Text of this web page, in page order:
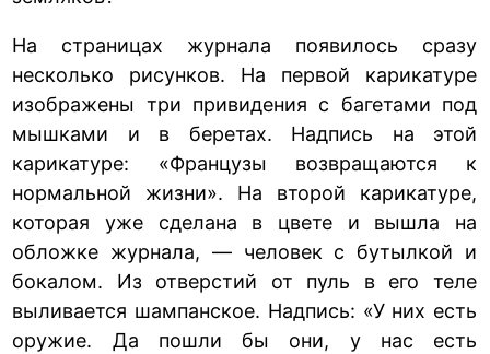
На страницах журнала появилось сразу
несколько рисунков. На первой карикатуре
изображены три привидения с багетами под
мышками и в беретах. Надпись на этой
карикатуре: «Французы возвращаются к
нормальной жизни». На второй карикатуре,
которая уже сделана в цвете и вышла на
обложке журнала, — человек с бутылкой и
бокалом. Из отверстий от пуль в его теле
выливается шампанское. Надпись: «У них есть
оружие. Да пошли бы они, у нас есть